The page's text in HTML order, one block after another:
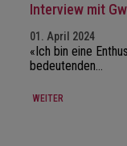
Interview mit
01. April 2024
«Ich bin eine
bedeutenden…
WEITER